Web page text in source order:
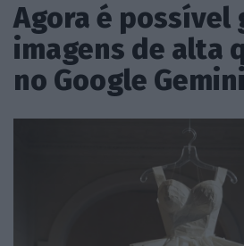
Agora é possível
imagens de alta
no Google Gemini